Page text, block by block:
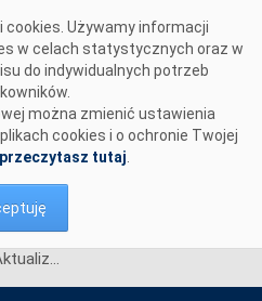
cookies. Używamy informacji
w celach statystycznych oraz w
do indywidualnych potrzeb
można zmienić ustawienia
cookies i o ochronie Twojej
przeczytasz tutaj
Aktualizacja Planu uruchomienia nowego modelu procesów rynku energii